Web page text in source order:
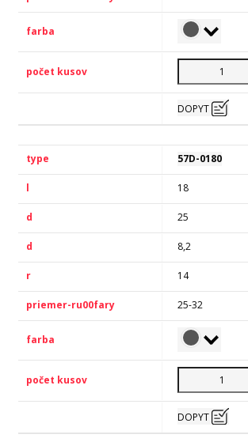
DOPYT
57D-0180
18
25
8,2
14
25-32
DOPYT